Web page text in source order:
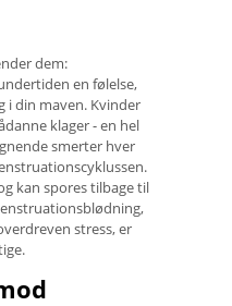
dem:
en følelse,
i din maven. Kvinder
klager - en hel
smerter hver
kan spores tilbage til
stress, er